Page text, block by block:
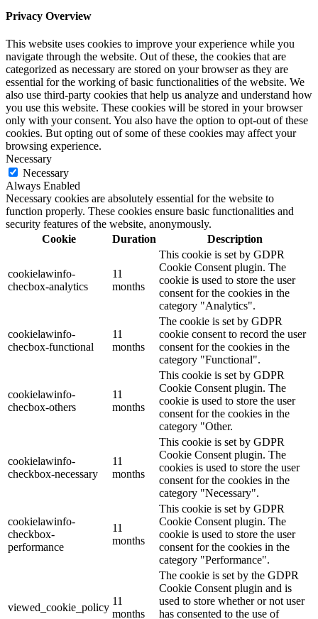
Privacy Overview
This website uses cookies to improve your experience while you
navigate through the website. Out of these, the cookies that are
categorized as necessary are stored on your browser as they are
essential for the working of basic functionalities of the website. We
also use third-party cookies that help us analyze and understand how
you use this website. These cookies will be stored in your browser
only with your consent. You also have the option to opt-out of these
cookies. But opting out of some of these cookies may affect your
browsing experience.
Necessary
Necessary
Always Enabled
Necessary cookies are absolutely essential for the website to
function properly. These cookies ensure basic functionalities and
security features of the website, anonymously.
Cookie
Duration Description
cookielawinfo-
checbox-analytics
11
months
This cookie is set by GDPR
Cookie Consent plugin. The
cookie is used to store the user
consent for the cookies in the
category "Analytics".
cookielawinfo-
checbox-functional
11
months
The cookie is set by GDPR
cookie consent to record the user
consent for the cookies in the
category "Functional".
cookielawinfo-
checbox-others
11
months
This cookie is set by GDPR
Cookie Consent plugin. The
cookie is used to store the user
consent for the cookies in the
category "Other.
cookielawinfo-
checkbox-necessary
11
months
This cookie is set by GDPR
Cookie Consent plugin. The
cookies is used to store the user
consent for the cookies in the
category "Necessary".
cookielawinfo-
checkbox-
performance
11
months
This cookie is set by GDPR
Cookie Consent plugin. The
cookie is used to store the user
consent for the cookies in the
category "Performance".
viewed_cookie_policy
11
months
The cookie is set by the GDPR
Cookie Consent plugin and is
used to store whether or not user
has consented to the use of